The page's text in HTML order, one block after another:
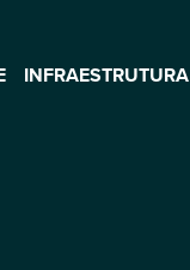
INFRAESTRUTURA